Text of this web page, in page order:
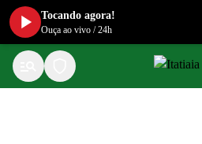
Tocando agora!
Ouça ao vivo /24h